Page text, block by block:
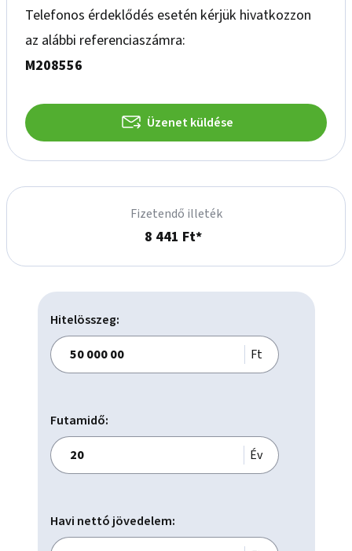
Ingatlan teljes területe: 4 437 nm,
  Nemzetközi színvonal,
Fejlett infrastruktúra,
24 órás biztonsági szolgálat,
  Ipari kapuk,
  Homogén belső terek,
  Cégközpontnak kiváló,
Díjmentes parkolóövezet,
Telefonos érdeklődés esetén kérjük hivatkozzon
az alábbi referenciaszámra:
M208556
Üzenet küldése
Fizetendő illeték
8 441 Ft*
Hitelösszeg:
Ft
Futamidő:
Év
Havi nettó jövedelem: